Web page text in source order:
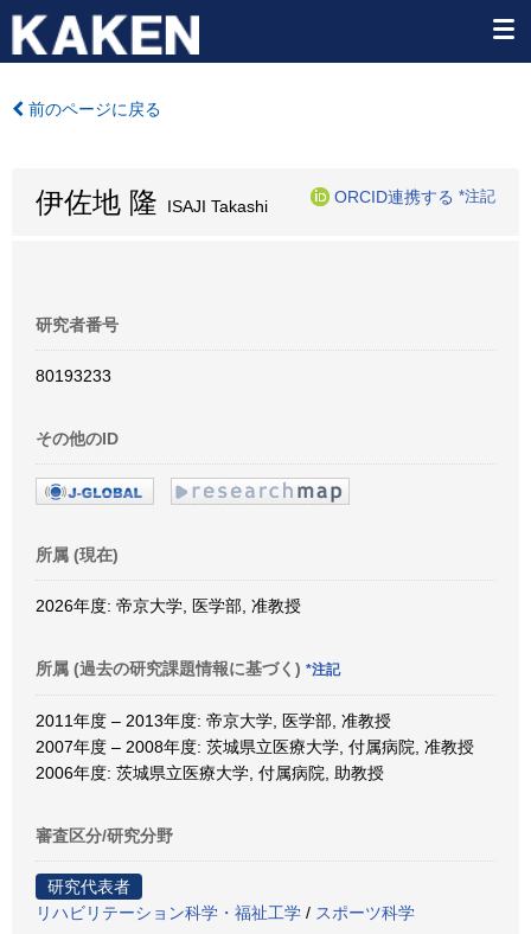
前のページに戻る
伊佐地 隆 ISAJI Takashi
ORCID連携する *注記
研究者番号
80193233
その他のID
所属 (現在)
2026年度: 帝京大学, 医学部, 准教授
所属 (過去の研究課題情報に基づく) *注記
2011年度 – 2013年度: 帝京大学, 医学部, 准教授
2007年度 – 2008年度: 茨城県立医療大学, 付属病院, 准教授
2006年度: 茨城県立医療大学, 付属病院, 助教授
審査区分/研究分野
研究代表者
リハビリテーション科学・福祉工学 / スポーツ科学